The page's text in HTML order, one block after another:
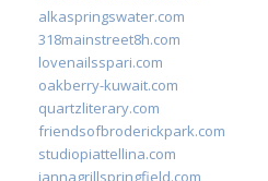
alkaspringswater.com
318mainstreet8h.com
lovenailsspari.com
oakberry-kuwait.com
quartzliterary.com
friendsofbroderickpark.com
studiopiattellina.com
jannagrillspringfield.com